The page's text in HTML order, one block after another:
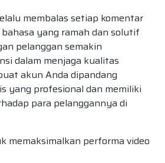
membalas setiap komentar
yang ramah dan solutif
pelanggan semakin
dalam menjaga kualitas
akun Anda dipandang
yang profesional dan memiliki
para pelanggannya di
memaksimalkan performa video